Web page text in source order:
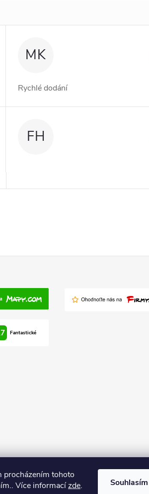
procházením tohoto
Více informacízde. Souhlasím
MK
Rychlé dodání
FH
Fantastické